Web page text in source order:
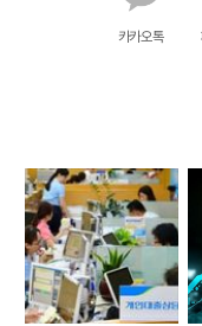
카카오톡